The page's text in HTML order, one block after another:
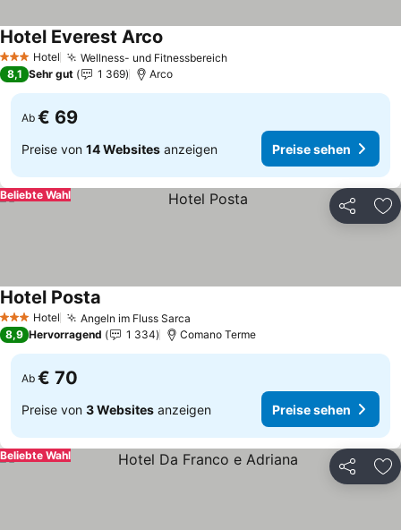
3 SterneHotel Wellness- und Fitnessbereich
Hotel Everest Arco
8,1 Sehr gut 1 369 Arco
Ab € 69
Preise von 14 Websites anzeigen Preise sehen
Teilen
Beliebte Wahl
3 SterneHotel Angeln im Fluss Sarca
Hotel Posta
8,9 Hervorragend 1 334 Comano Terme
Ab € 70
Preise von 3 Websites anzeigen Preise sehen
Teilen
Beliebte Wahl